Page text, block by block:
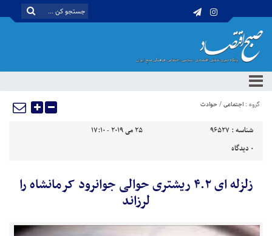
گروه : اجتماعی/حوادث
شناسه : 96527
25 می 2019 - 17:10
0 دیدگاه
زلزله ای ۴.۲ ریشتری حوالی جوانرود کرمانشاه را
لرزاند